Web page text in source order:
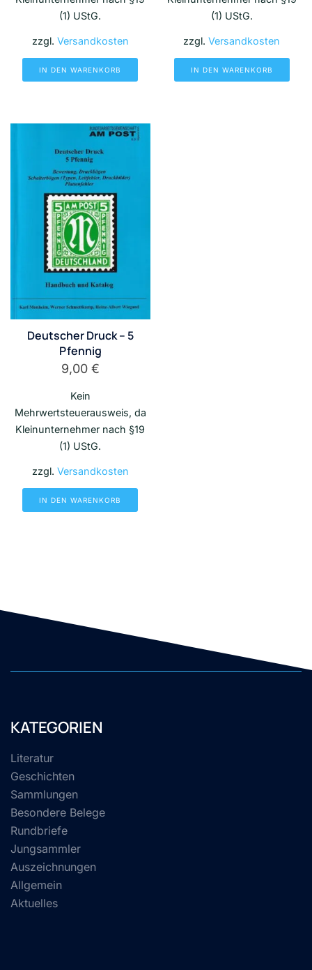
(1) UStG.
zzgl. Versandkosten
IN DEN WARENKORB
(1) UStG.
zzgl.Versandkosten
IN DEN WARENKORB
Deutscher Druck – 5
Pfennig
9,00 €
Kein
Mehrwertsteuerausweis, da
Kleinunternehmer nach §19
(1) UStG.
zzgl. Versandkosten
IN DEN WARENKORB
KATEGORIEN
Literatur
Geschichten
Sammlungen
Besondere Belege
Rundbriefe
Jungsammler
Auszeichnungen
Allgemein
Aktuelles